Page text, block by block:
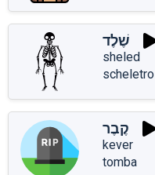
שֶׁלֶד
sheled
scheletro
קֶבֶר
kever
tomba